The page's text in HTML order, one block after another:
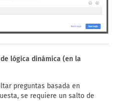
lógica dinámica (en la
preguntas basada en
se requiere un salto de